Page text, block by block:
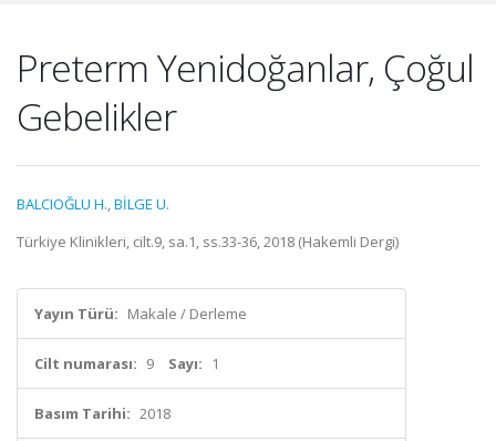
Preterm Yenidoğanlar, Çoğul
Gebelikler
BALCIOĞLU H.,BİLGE U.
Türkiye Klinikleri, cilt.9, sa.1, ss.33-36, 2018 (Hakemli Dergi)
Yayın Türü: Makale / Derleme
Cilt numarası: 9 Sayı: 1
Basım Tarihi: 2018